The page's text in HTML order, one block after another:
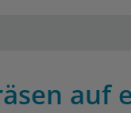
auf